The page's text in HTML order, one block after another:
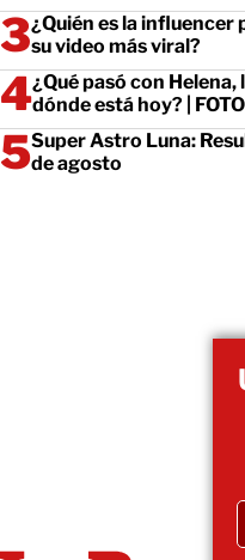
¿Quién es la influencer
su video más viral?
¿Qué pasó con
dónde está hoy? |
Super Astro Luna:
de agosto